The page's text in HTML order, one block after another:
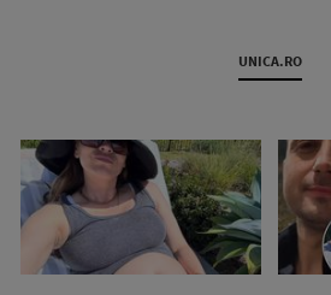
UNICA.RO